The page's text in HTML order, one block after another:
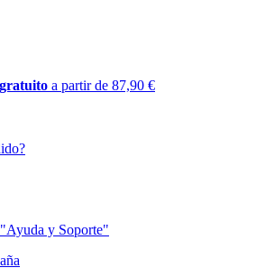
a partir de 87,90 €
y Soporte"